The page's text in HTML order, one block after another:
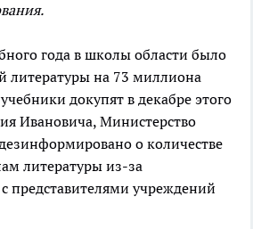
года в школы области было
литературы на 73 миллиона
докупят в декабре этого
Ивановича, Министерство
о количестве
литературы из-за
с представителями учреждений